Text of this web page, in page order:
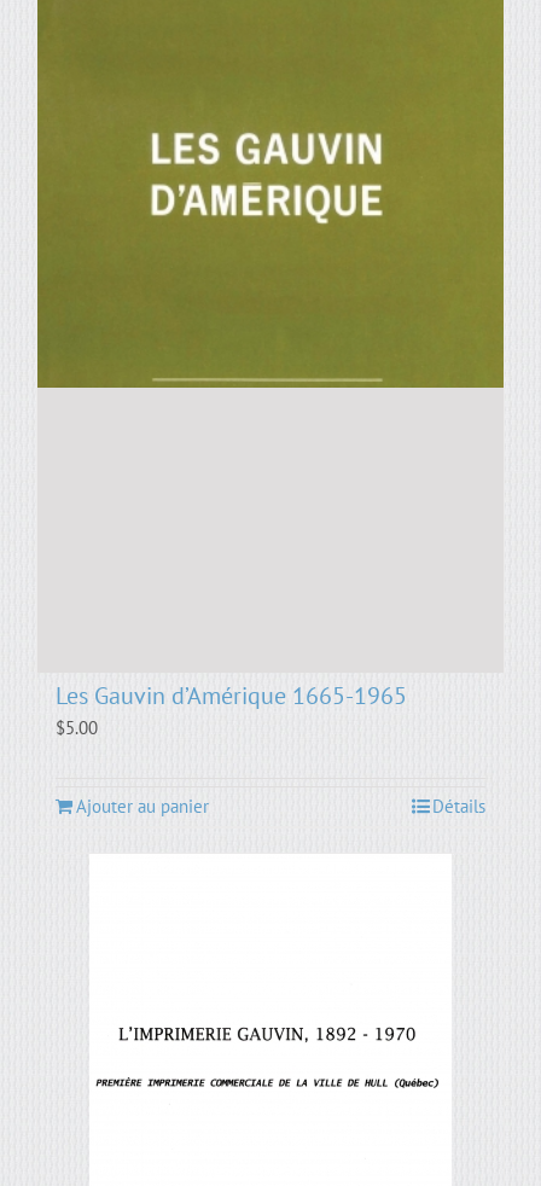
Les Gauvin d’Amérique 1665-1965
$5.00
Ajouter au panier Détails